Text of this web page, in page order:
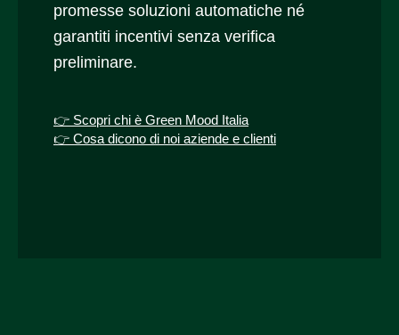
promesse soluzioni automatiche né
garantiti incentivi senza verifica
preliminare.
👉 Scopri chi è Green Mood Italia
👉 Cosa dicono di noi aziende e clienti